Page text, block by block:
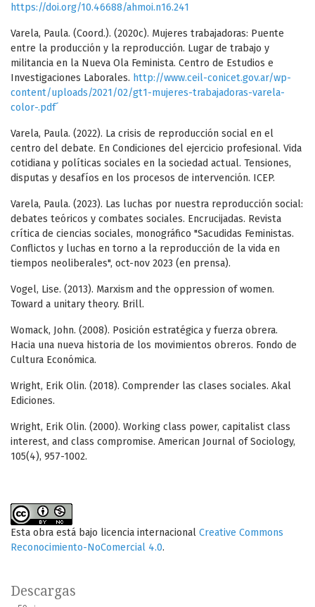
Esta obra está bajo licencia internacional Creative Commons
Reconocimiento-NoComercial 4.0.
https://doi.org/10.46688/ahmoi.n16.241
Varela, Paula. (Coord.). (2020c). Mujeres trabajadoras: Puente
entre la producción y la reproducción. Lugar de trabajo y
militancia en la Nueva Ola Feminista. Centro de Estudios e
Investigaciones Laborales. http://www.ceil-conicet.gov.ar/wp-
content/uploads/2021/02/gt1-mujeres-trabajadoras-varela-
color-.pdf´
Varela, Paula. (2022). La crisis de reproducción social en el
centro del debate. En Condiciones del ejercicio profesional. Vida
cotidiana y políticas sociales en la sociedad actual. Tensiones,
disputas y desafíos en los procesos de intervención. ICEP.
Varela, Paula. (2023). Las luchas por nuestra reproducción social:
debates teóricos y combates sociales. Encrucijadas. Revista
crítica de ciencias sociales, monográfico "Sacudidas Feministas.
Conflictos y luchas en torno a la reproducción de la vida en
tiempos neoliberales", oct-nov 2023 (en prensa).
Vogel, Lise. (2013). Marxism and the oppression of women.
Toward a unitary theory. Brill.
Womack, John. (2008). Posición estratégica y fuerza obrera.
Hacia una nueva historia de los movimientos obreros. Fondo de
Cultura Económica.
Wright, Erik Olin. (2018). Comprender las clases sociales. Akal
Ediciones.
Wright, Erik Olin. (2000). Working class power, capitalist class
interest, and class compromise. American Journal of Sociology,
105(4), 957-1002.
Descargas